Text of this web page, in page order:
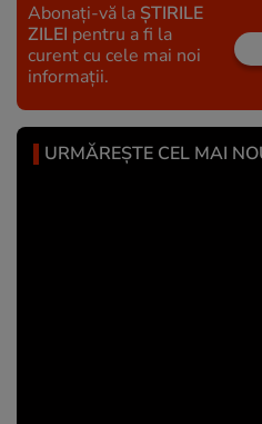
Abonați-vă la ȘTIRILE
ZILEI pentru a fi la
curent cu cele mai noi
informații.
URMĂREȘTE CEL MAI